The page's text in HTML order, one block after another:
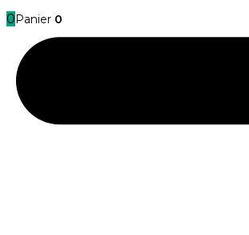
0 Panier 0